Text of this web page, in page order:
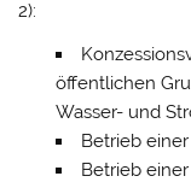
2):
öffentlichen
Wasser- und
Betrieb
Betrieb